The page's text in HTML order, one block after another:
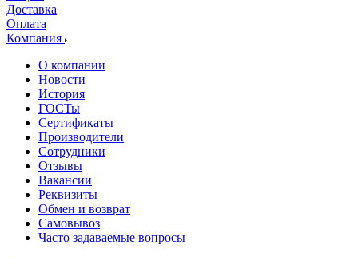
Доставка
Оплата
Компания
О компании
Новости
История
ГОСТы
Сертификаты
Производители
Сотрудники
Отзывы
Вакансии
Реквизиты
Обмен и возврат
Самовывоз
Часто задаваемые вопросы